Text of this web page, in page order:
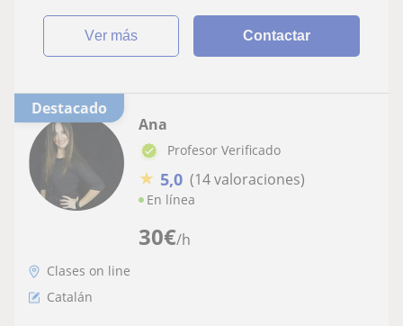
ver más Contactar
Destacado
30€/h
Ana
Profesor Verificado
★ 5,0 (14 valoraciones)
En línea
Clases on line
Catalán